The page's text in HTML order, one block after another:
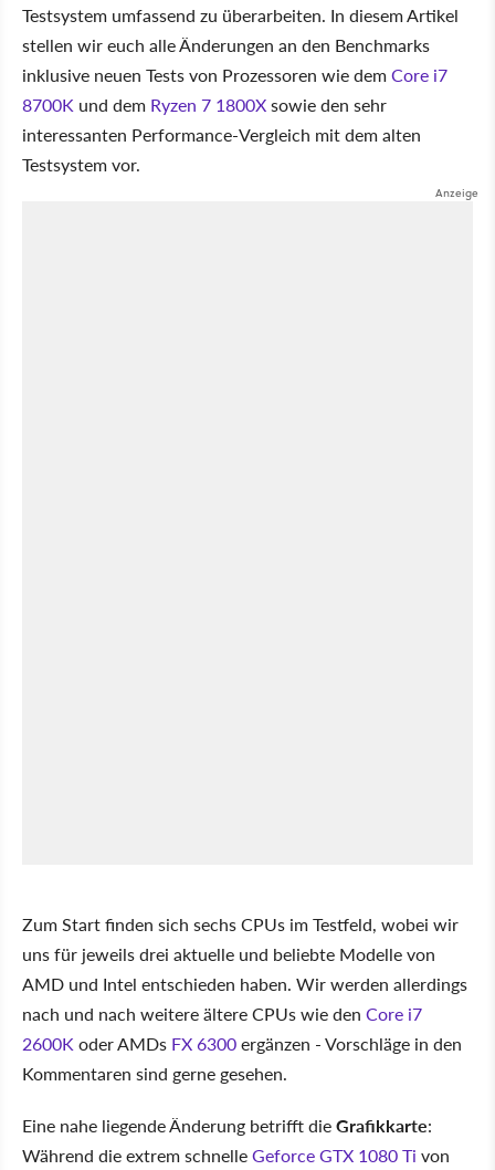
Testsystem umfassend zu überarbeiten. In diesem Artikel
stellen wir euch alle Änderungen an den Benchmarks
inklusive neuen Tests von Prozessoren wie demCore i7
8700K und dem Ryzen 7 1800Xsowie den sehr
interessanten Performance-Vergleich mit dem alten
Testsystem vor.
Zum Start finden sich sechs CPUs im Testfeld, wobei wir
uns für jeweils drei aktuelle und beliebte Modelle von
AMD und Intel entschieden haben. Wir werden allerdings
nach und nach weitere ältere CPUs wie den Core i7
2600K oder AMDs FX 6300ergänzen - Vorschläge in den
Kommentaren sind gerne gesehen.
Eine nahe liegende Änderung betrifft dieGrafikkarte:
Während die extrem schnelleGeforce GTX 1080 Ti von